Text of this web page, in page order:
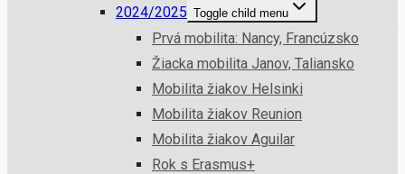
2024/2025 Toggle child menu
Prvá mobilita: Nancy, Francúzsko
Žiacka mobilita Janov, Taliansko
Mobilita žiakov Helsinki
Mobilita žiakov Reunion
Mobilita žiakov Aguilar
Rok s Erasmus+